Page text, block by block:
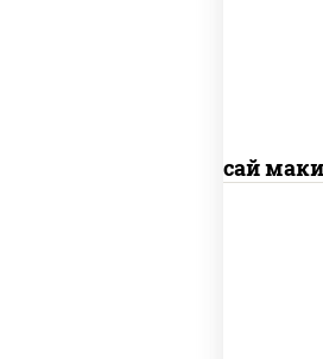
Ясай маки